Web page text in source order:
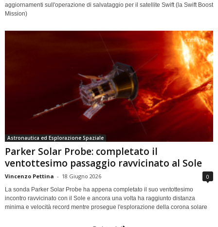
aggiornamenti sull'operazione di salvataggio per il satellite Swift (la Swift Boost
Mission)
Astronautica ed Esplorazione Spaziale
Parker Solar Probe: completato il
ventottesimo passaggio ravvicinato al Sole
Vincenzo Pettina - 18 Giugno 2026 0
La sonda Parker Solar Probe ha appena completato il suo ventottesimo
incontro ravvicinato con il Sole e ancora una volta ha raggiunto distanza
minima e velocità record mentre prosegue l'esplorazione della corona solare